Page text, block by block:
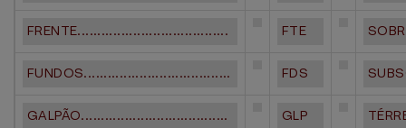
FRENTE...................................... FTE
FUNDOS..................................... FDS
GALPÃO..................................... GLP